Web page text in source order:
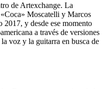
de Artexchange. La
Moscatelli y Marcos
y desde ese momento
a través de versiones
voz y la guitarra en busca de